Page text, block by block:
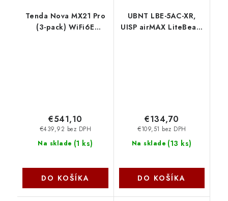
Tenda Nova MX21 Pro
(3-pack) WiFi6E
Na sklade (1 ks)
€439,92 bez DPH
€541,10
DO KOŠÍKA
UBNT LBE-5AC-XR,
UISP airMAX LiteBeam
Na sklade (13 ks)
€109,51 bez DPH
€134,70
DO KOŠÍKA